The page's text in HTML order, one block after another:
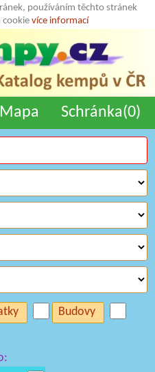
používáním těchto stránek
cookie více informací
Mapa Schránka(0)
Budovy